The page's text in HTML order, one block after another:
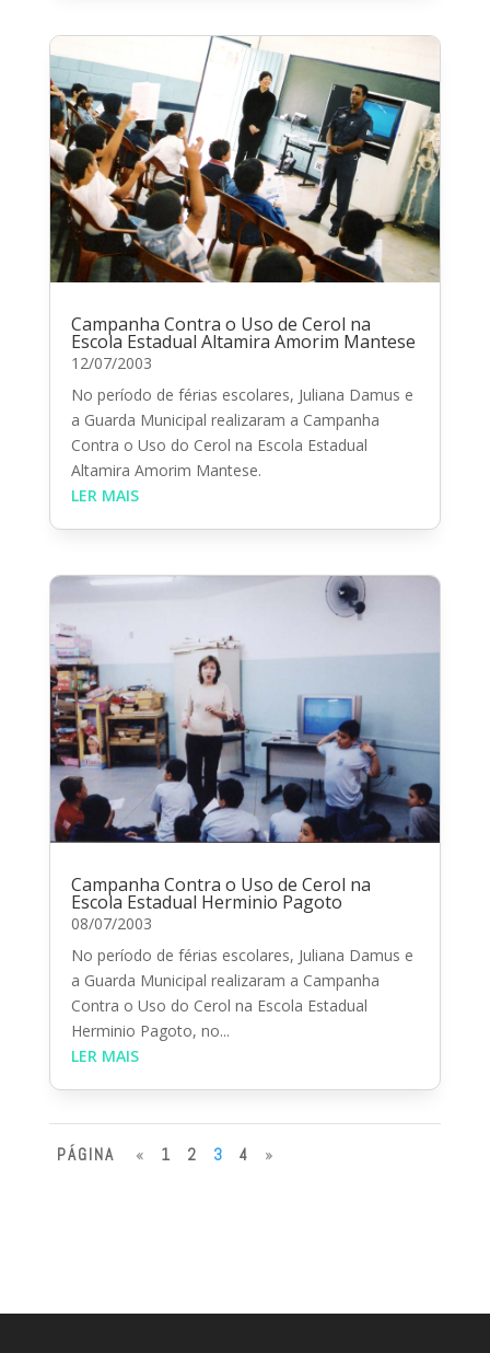
Campanha Contra o Uso de Cerol na
Escola Estadual Altamira Amorim Mantese
12/07/2003
No período de férias escolares, Juliana Damus e
a Guarda Municipal realizaram a Campanha
Contra o Uso do Cerol na Escola Estadual
Altamira Amorim Mantese.
LER MAIS
Campanha Contra o Uso de Cerol na
Escola Estadual Herminio Pagoto
08/07/2003
No período de férias escolares, Juliana Damus e
a Guarda Municipal realizaram a Campanha
Contra o Uso do Cerol na Escola Estadual
Herminio Pagoto, no...
LER MAIS
PÁGINA « 1 2 3 4 »